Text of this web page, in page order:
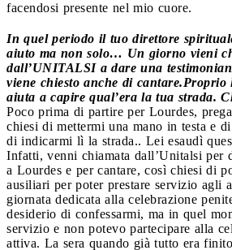
facendosi presente nel mio cuore.
In quel periodo il tuo direttore
aiuto ma non solo… Un giorno vieni
dall’UNITALSI a dare una
viene chiesto anche di cantare.Proprio
aiuta a capire qual’era la tua strada.
Poco prima di partire per Lourdes,
chiesi di mettermi una mano in testa e
di indicarmi lì la strada.. Lei esaudì
Infatti, venni chiamata dall’Unitalsi per
a Lourdes e per cantare, così chiesi di
ausiliari per poter prestare servizio agli
giornata dedicata alla celebrazione
desiderio di confessarmi, ma in quel
servizio e non potevo partecipare alla
attiva. La sera quando già tutto era